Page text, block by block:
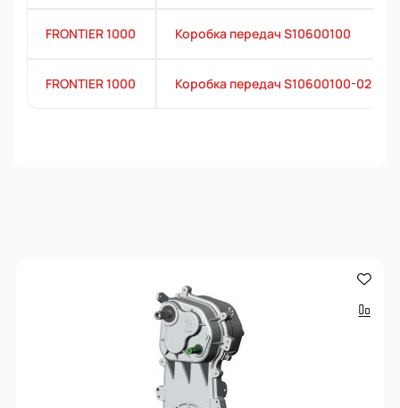
FRONTIER 1000 Коробка передач S10600100
FRONTIER 1000 Коробка передач S10600100-02